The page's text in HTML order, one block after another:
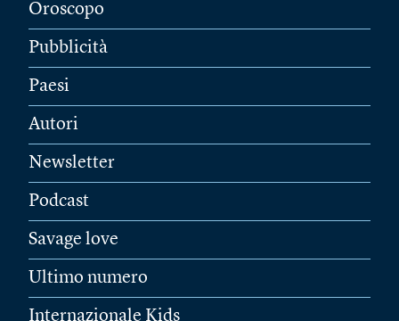
Oroscopo
Pubblicità
Paesi
Autori
Newsletter
Podcast
Savage love
Ultimo numero
Internazionale Kids